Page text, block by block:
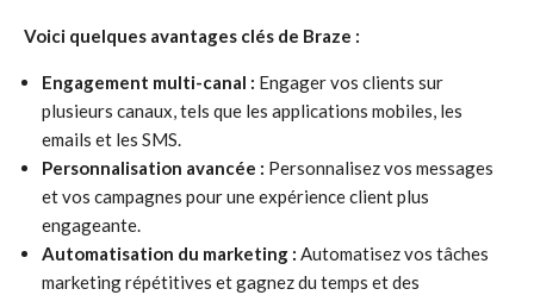
Voici quelques avantages clés de Braze :
Engagement multi-canal : Engager vos clients sur
plusieurs canaux, tels que les applications mobiles, les
emails et les SMS.
Personnalisation avancée : Personnalisez vos messages
et vos campagnes pour une expérience client plus
engageante.
Automatisation du marketing : Automatisez vos tâches
marketing répétitives et gagnez du temps et des